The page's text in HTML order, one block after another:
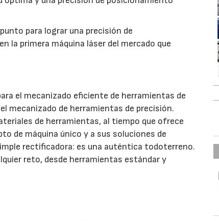
para lograr una precisión de
la primera máquina láser del mercado que
el mecanizado eficiente de herramientas de
mecanizado de herramientas de precisión.
de herramientas, al tiempo que ofrece
de máquina único y a sus soluciones de
rectificadora: es una auténtica todoterreno.
reto, desde herramientas estándar y
28/07/2026 30/07/2026